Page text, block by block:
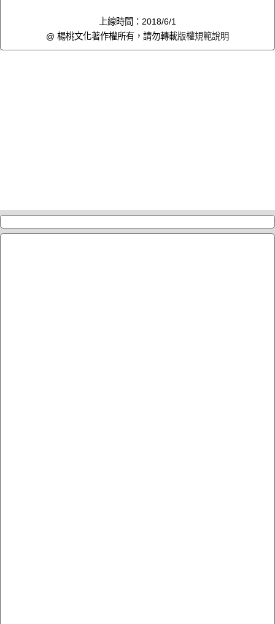
上線時間：2018/6/1
@ 楊桃文化著作權所有，請勿轉載版權規範說明